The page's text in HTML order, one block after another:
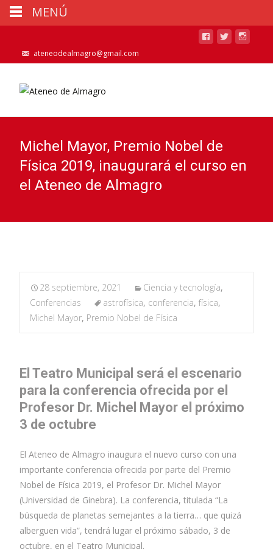
ateneodealmagro@gmail.com
Michel Mayor, Premio Nobel de
Física 2019, inaugurará el curso en
el Ateneo de Almagro
28 septiembre, 2021 Ciencia y tecnología,
Conferencias
astrofísica, conferencia, física,
Michel Mayor, Premio Nobel de Física
El Teatro Municipal será el escenario
para la conferencia ofrecida por el
Profesor Dr. Michel Mayor el próximo
3 de octubre
El Ateneo de Almagro inaugura el nuevo curso con una
importante conferencia ofrecida por parte del Premio
Nobel de Física 2019, el Profesor Dr. Michel Mayor
(Universidad de Ginebra). La conferencia, titulada “La
búsqueda de planetas semejantes a la tierra… que quizá
alberguen vida”, tendrá lugar el próximo sábado, 3 de
octubre, en el Teatro Municipal.
MENÚ